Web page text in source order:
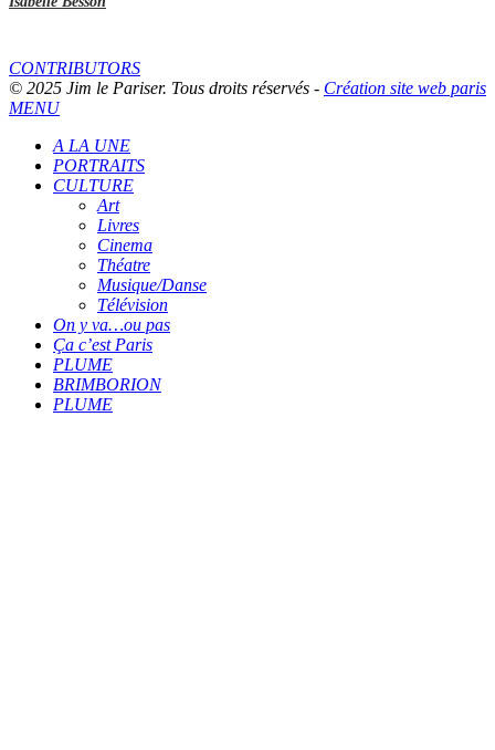
CONTRIBUTORS
© 2025 Jim le Pariser. Tous droits réservés - Création site web paris
MENU
A LA UNE
PORTRAITS
CULTURE
Art
Livres
Cinema
Théatre
Musique/Danse
Télévision
On y va…ou pas
Ça c’est Paris
PLUME
BRIMBORION
PLUME